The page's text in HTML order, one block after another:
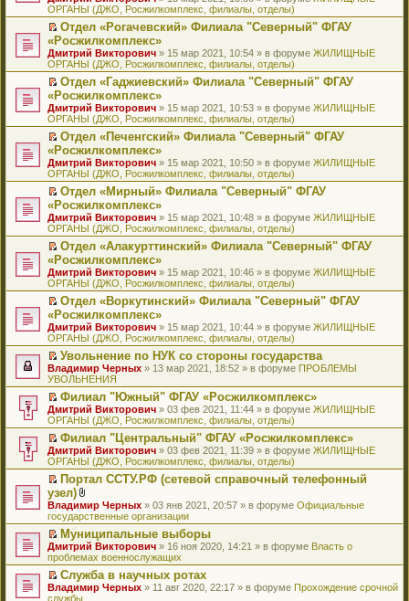
н
и
ю
о
о
б
щ
е
н
и
ю
н
о
м
у
с
о
о
б
щ
е
н
и
ю
ч
и
т
а
н
н
о
м
у
с
о
о
б
щ
е
н
и
ю
н
е
п
р
о
ч
и
т
а
н
н
о
м
у
с
о
о
б
щ
е
н
и
ю
в
о
м
у
н
е
п
р
о
ч
и
т
а
н
н
о
м
у
с
о
о
б
щ
е
н
и
ю
к
п
е
р
о
м
у
н
п
р
о
ч
т
а
н
н
м
у
с
о
б
щ
е
н
ю
р
е
й
т
к
п
е
р
о
м
у
н
п
р
о
ч
т
а
н
н
м
у
с
о
б
щ
е
н
и
ю
ОРГАНЫ (ДЖО, Росжилкомплекс, филиалы, отделы)
П
р
е
й
т
к
п
е
р
о
м
у
н
п
р
о
ч
т
а
н
н
м
у
с
о
о
б
щ
е
н
и
ю
Отдел «Рогачевский» Филиала "Северный" ФГАУ
«Росжилкомплекс»
Дмитрий Викторович » 15 мар 2021, 10:54 » в форуме ЖИЛИЩНЫЕ
ОРГАНЫ (ДЖО, Росжилкомплекс, филиалы, отделы)
П
р
е
й
т
к
п
е
р
о
м
у
н
п
р
о
ч
т
а
н
н
о
м
у
с
о
о
б
щ
е
н
и
ю
Отдел «Гаджиевский» Филиала "Северный" ФГАУ
«Росжилкомплекс»
Дмитрий Викторович » 15 мар 2021, 10:53 » в форуме ЖИЛИЩНЫЕ
ОРГАНЫ (ДЖО, Росжилкомплекс, филиалы, отделы)
П
р
е
й
т
к
п
е
р
о
м
у
н
п
р
о
ч
и
т
а
н
н
о
м
у
с
о
о
б
щ
е
н
и
ю
Отдел «Печенгский» Филиала "Северный" ФГАУ
«Росжилкомплекс»
Дмитрий Викторович » 15 мар 2021, 10:50 » в форуме ЖИЛИЩНЫЕ
ОРГАНЫ (ДЖО, Росжилкомплекс, филиалы, отделы)
П
р
е
й
т
к
п
е
р
о
м
у
н
е
п
р
о
ч
и
т
а
н
н
о
м
у
с
о
о
б
щ
е
н
и
Отдел «Мирный» Филиала "Северный" ФГАУ
«Росжилкомплекс»
Дмитрий Викторович » 15 мар 2021, 10:48 » в форуме ЖИЛИЩНЫЕ
ОРГАНЫ (ДЖО, Росжилкомплекс, филиалы, отделы)
П
р
е
й
т
к
п
е
р
в
о
м
у
н
е
п
р
о
ч
и
т
а
н
н
о
м
у
с
о
о
Отдел «Алакурттинский» Филиала "Северный" ФГАУ
«Росжилкомплекс»
Дмитрий Викторович » 15 мар 2021, 10:46 » в форуме ЖИЛИЩНЫЕ
ОРГАНЫ (ДЖО, Росжилкомплекс, филиалы, отделы)
П
р
е
й
т
и
к
п
е
р
в
о
м
у
н
е
п
р
о
ч
и
т
а
н
н
о
Отдел «Воркутинский» Филиала "Северный" ФГАУ
«Росжилкомплекс»
Дмитрий Викторович » 15 мар 2021, 10:44 » в форуме ЖИЛИЩНЫЕ
ОРГАНЫ (ДЖО, Росжилкомплекс, филиалы, отделы)
П
е
р
е
й
т
и
к
п
е
р
в
о
м
у
н
е
п
р
о
ч
и
Увольнение по НУК со стороны государства
Владимир Черных » 13 мар 2021, 18:52 » в форуме ПРОБЛЕМЫ
УВОЛЬНЕНИЯ
П
е
р
е
й
т
и
к
п
е
р
в
о
м
у
н
е
п
Филиал "Южный" ФГАУ «Росжилкомплекс»
Дмитрий Викторович » 03 фев 2021, 11:44 » в форуме ЖИЛИЩНЫЕ
ОРГАНЫ (ДЖО, Росжилкомплекс, филиалы, отделы)
П
е
р
й
т
и
к
п
е
р
в
о
м
Филиал "Центральный" ФГАУ «Росжилкомплекс»
Дмитрий Викторович » 03 фев 2021, 11:39 » в форуме ЖИЛИЩНЫЕ
ОРГАНЫ (ДЖО, Росжилкомплекс, филиалы, отделы)
П
е
р
е
й
т
и
к
п
е
р
Портал ССТУ.РФ (сетевой справочный телефонный
узел)
В
л
о
ж
е
н
и
я
Владимир Черных » 03 янв 2021, 20:57 » в форуме Официальные
государственные организации
П
е
р
е
й
т
Муниципальные выборы
Дмитрий Викторович » 16 ноя 2020, 14:21 » в форуме Власть о
проблемах военнослужащих
П
е
Служба в научных ротах
Владимир Черных » 11 авг 2020, 22:17 » в форуме Прохождение срочной
службы